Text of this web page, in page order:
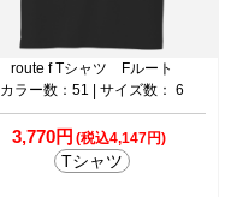
route f Tシャツ Fルート
カラー数：51 | サイズ数： 6
3,770円 (税込4,147円)
Tシャツ